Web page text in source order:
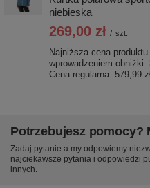
niebieska
269,00 zł / szt.
Najniższa cena
wprowadzeniem obniżki:
Cena regularna: 579,99
Potrzebujesz pomocy?
Zadaj pytanie a my odpowiemy
najciekawsze pytania i odpowiedzi
innych.